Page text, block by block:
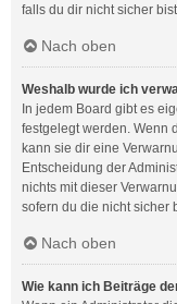
falls du dir nicht sicher
Nach oben
Weshalb wurde ich
In jedem Board gibt es
festgelegt werden. Wenn
kann sie dir eine
Entscheidung der
nichts mit dieser
sofern du die nicht sicher
Nach oben
Wie kann ich Beiträge